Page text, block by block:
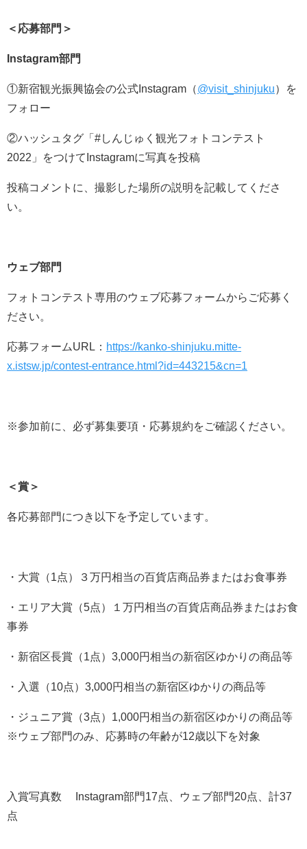
＜応募部門＞
Instagram部門
①新宿観光振興協会の公式Instagram（@visit_shinjuku）を
フォロー
②ハッシュタグ「#しんじゅく観光フォトコンテスト
2022」をつけてInstagramに写真を投稿
投稿コメントに、撮影した場所の説明を記載してくださ
い。
ウェブ部門
フォトコンテスト専用のウェブ応募フォームからご応募く
ださい。
応募フォームURL： https://kanko-shinjuku.mitte-
x.istsw.jp/contest-entrance.html?id=443215&cn=1
※参加前に、必ず募集要項・応募規約をご確認ください。
＜賞＞
各応募部門につき以下を予定しています。
・大賞（1点）３万円相当の百貨店商品券またはお食事券
・エリア大賞（5点）１万円相当の百貨店商品券またはお食
事券
・新宿区長賞（1点）3,000円相当の新宿区ゆかりの商品等
・入選（10点）3,000円相当の新宿区ゆかりの商品等
・ジュニア賞（3点）1,000円相当の新宿区ゆかりの商品等
※ウェブ部門のみ、応募時の年齢が12歳以下を対象
入賞写真数 Instagram部門17点、ウェブ部門20点、計37
点